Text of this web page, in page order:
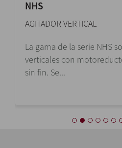
NHS
AGITADOR VERTICAL
La gama de la serie NHS
verticales con
sin fin. Se...